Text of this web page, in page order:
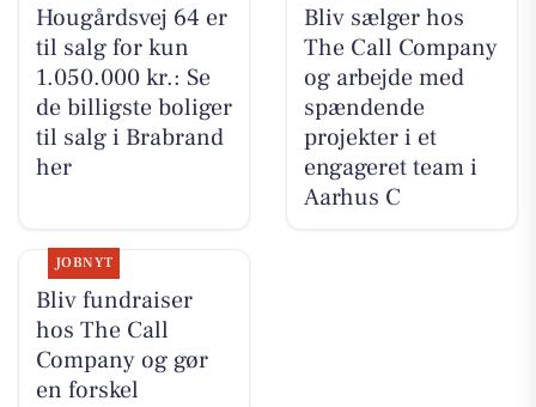
Hougårdsvej 64 er
til salg for kun
1.050.000 kr.: Se
de billigste boliger
til salg i Brabrand
her
Bliv sælger hos
The Call Company
og arbejde med
spændende
projekter i et
engageret team i
Aarhus C
JOBNYT
Bliv fundraiser
hos The Call
Company og gør
en forskel